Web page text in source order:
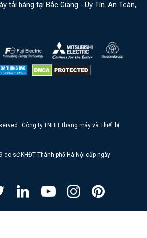
tải hàng tại Bắc Giang - Uy Tín, An Toàn,
. Công ty TNHH Thang máy và Thiết bị
do sở KHĐT Thành phố Hà Nội cấp ngày